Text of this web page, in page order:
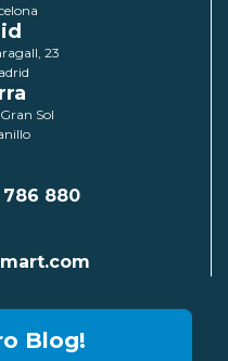
23
Sol
786 880
Blog!